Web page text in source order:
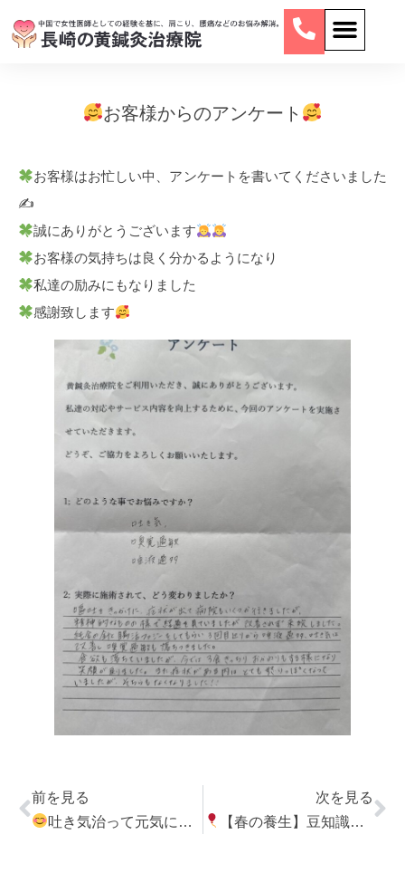
お客様からのアンケート
お客様はお忙しい中、アンケートを書いてくださいました
✍
誠にありがとうございます
お客様の気持ちは良く分かるようになり
私達の励みにもなりました
感謝致します
前を見る
吐き気治って元気に学校
へ
次を見る
【春の養生】豆知識